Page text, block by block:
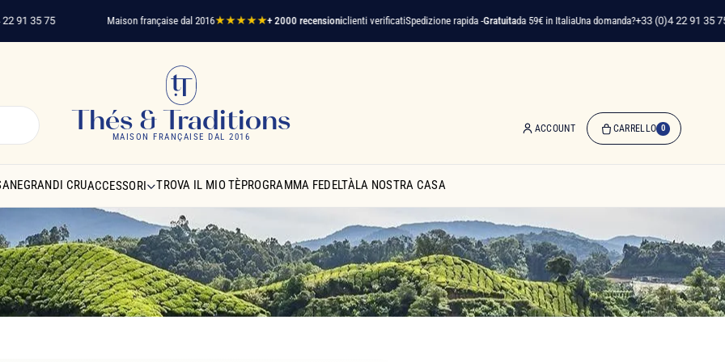
75 Maison française dal 2016★★★★★+ 2000 recensioniclienti verificatiSpedizione rapida -Gratuitada 59€ in ItaliaUna domanda?+33 (0)4 22 91 35 75
Thés & Traditions
MAISON FRANÇAISE DAL 2016
ACCOUNT CARRELLO 0
Mio
Carrello
GRANDI CRUACCESSORI TROVA IL MIO TÈPROGRAMMA FEDELTÀLA NOSTRA CASA